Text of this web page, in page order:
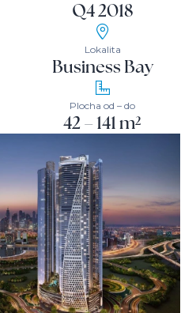
Q4 2018
Lokalita
Business Bay
Plocha od – do
42 – 141 m²